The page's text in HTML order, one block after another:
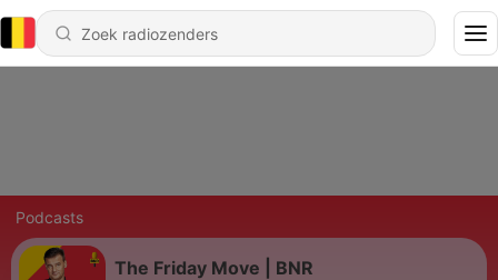
Podcasts
The Friday Move | BNR